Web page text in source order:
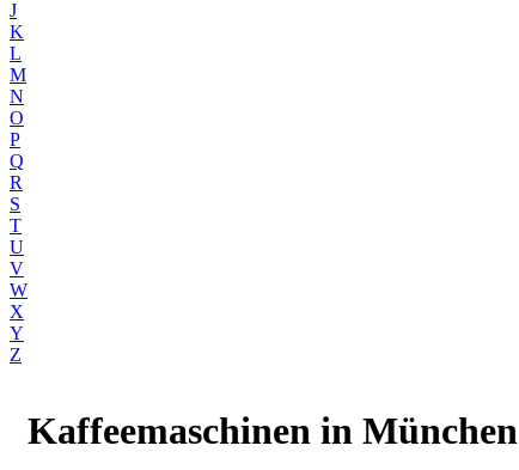
J
K
L
M
N
O
P
Q
R
S
T
U
V
W
X
Y
Z
Kaffeemaschinen in München